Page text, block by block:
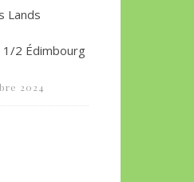
Lands
1/2 Édimbourg
2024